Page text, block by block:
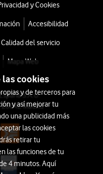
y Cookies
Accesibilidad
Calidad del servicio
Mapa Web
S.A.U.
28042 Madrid
las cookies
y de terceros para
y así mejorar tu
una publicidad más
las cookies
retirar tu
las funciones de tu
4 minutos. Aquí